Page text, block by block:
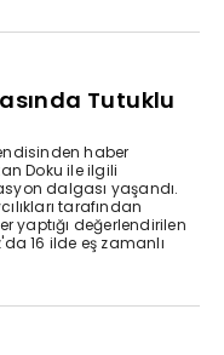
Tutuklu
haber
Doku ile ilgili
dalgası yaşandı.
tarafından
yaptığı değerlendirilen
16 ilde eş zamanlı